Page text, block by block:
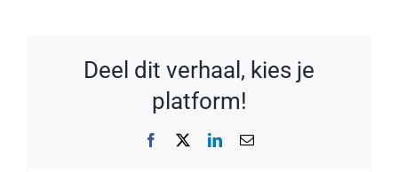
Deel dit verhaal, kies je
platform!
Facebook LinkedIn
E-